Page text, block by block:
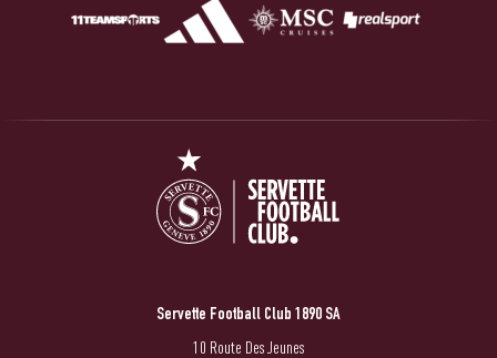
Servette Football Club 1890 SA
10 Route Des Jeunes